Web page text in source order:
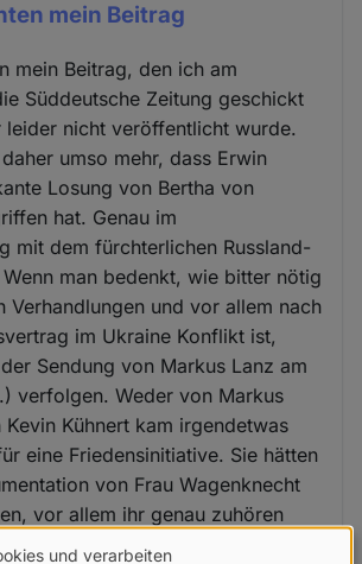
mein Beitrag
mein Beitrag, den ich am
Süddeutsche Zeitung geschickt
leider nicht veröffentlicht wurde.
umso mehr, dass Erwin
Losung von Bertha von
hat. Genau im
mit dem fürchterlichen Russland-
man bedenkt, wie bitter nötig
Verhandlungen und vor allem nach
im Ukraine Konflikt ist,
Sendung von Markus Lanz am
verfolgen. Weder von Markus
Kühnert kam irgendetwas
eine Friedensinitiative. Sie hätten
von Frau Wagenknecht
vor allem ihr genau zuhören
immer zu wiederholen Russland
und verarbeiten